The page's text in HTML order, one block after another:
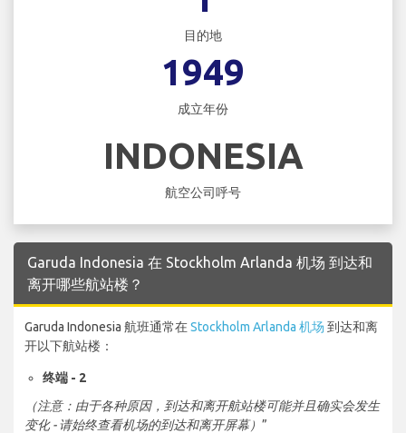
目的地
1949
成立年份
INDONESIA
航空公司呼号
Garuda Indonesia 在 Stockholm Arlanda 机场 到达和
离开哪些航站楼？
Garuda Indonesia 航班通常在Stockholm Arlanda 机场 到达和离
开以下航站楼：
终端 - 2
（注意：由于各种原因，到达和离开航站楼可能并且确实会发生
变化 - 请始终查看机场的到达和离开屏幕） ”